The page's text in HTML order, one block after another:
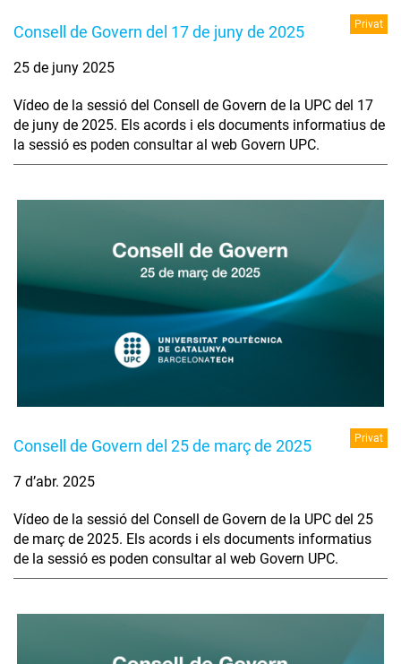
Consell de Govern del 17 de juny de 2025 Privat
25 de juny 2025
Vídeo de la sessió del Consell de Govern de la UPC del 17
de juny de 2025. Els acords i els documents informatius de
la sessió es poden consultar al web Govern UPC.
Consell de Govern del 25 de març de 2025 Privat
7 d’abr. 2025
Vídeo de la sessió del Consell de Govern de la UPC del 25
de març de 2025. Els acords i els documents informatius
de la sessió es poden consultar al web Govern UPC.